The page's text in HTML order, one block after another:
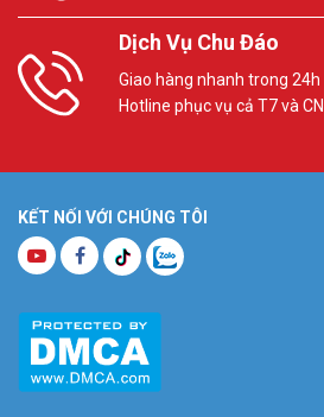
Dịch Vụ Chu Đáo
Giao hàng nhanh trong 24h
Hotline phục vụ cả T7 và CN
KẾT NỐI VỚI CHÚNG TÔI